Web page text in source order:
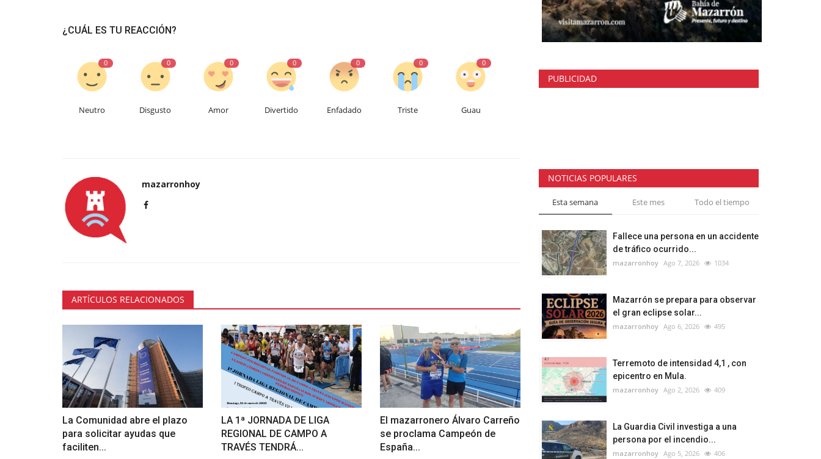
¿CUÁL ES TU REACCIÓN?
0
Neutro
0
Disgusto
0
Amor
0
Divertido
0
Enfadado
0
Triste
0
Guau
mazarronhoy
ARTÍCULOS RELACIONADOS
La Comunidad abre el plazo
para solicitar ayudas que
faciliten...
LA 1ª JORNADA DE LIGA
REGIONAL DE CAMPO A
TRAVÉS TENDRÁ...
El mazarronero Álvaro Carreño
se proclama Campeón de
España...
PUBLICIDAD
NOTICIAS POPULARES
Esta semana Este mes Todo el tiempo
Fallece una persona en un accidente
de tráfico ocurrido...
mazarronhoy Ago 7, 2026 1034
Mazarrón se prepara para observar
el gran eclipse solar...
mazarronhoy Ago 6, 2026 495
Terremoto de intensidad 4,1 , con
epicentro en Mula.
mazarronhoy Ago 2, 2026 409
La Guardia Civil investiga a una
persona por el incendio...
mazarronhoy Ago 5, 2026 406